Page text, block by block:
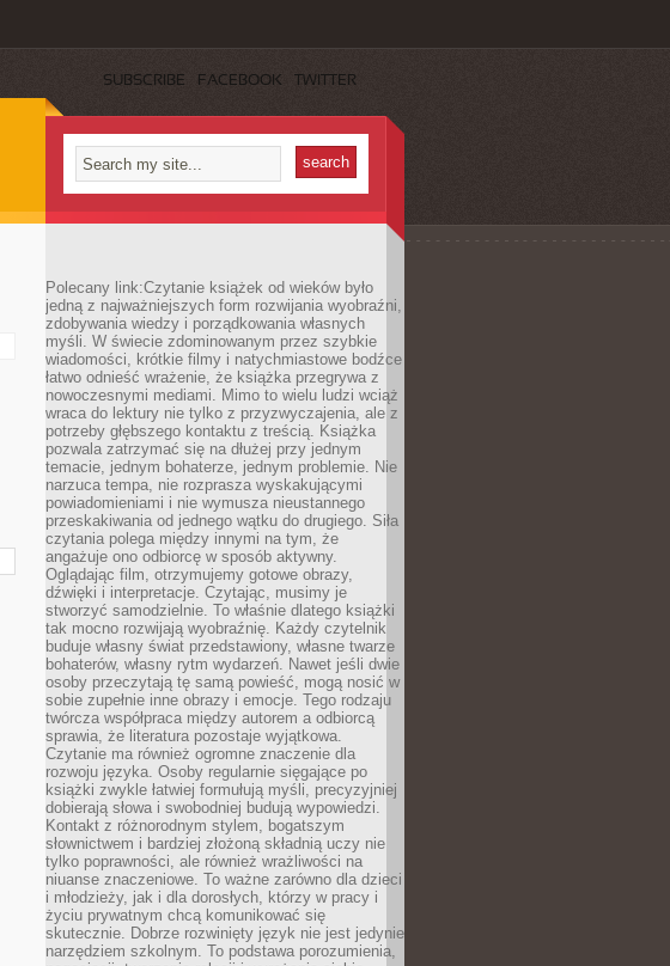
SUBSCRIBE FACEBOOK TWITTER
Polecany link:Czytanie książek od wieków było
jedną z najważniejszych form rozwijania wyobraźni,
zdobywania wiedzy i porządkowania własnych
myśli. W świecie zdominowanym przez szybkie
wiadomości, krótkie filmy i natychmiastowe bodźce
łatwo odnieść wrażenie, że książka przegrywa z
nowoczesnymi mediami. Mimo to wielu ludzi wciąż
wraca do lektury nie tylko z przyzwyczajenia, ale z
potrzeby głębszego kontaktu z treścią. Książka
pozwala zatrzymać się na dłużej przy jednym
temacie, jednym bohaterze, jednym problemie. Nie
narzuca tempa, nie rozprasza wyskakującymi
powiadomieniami i nie wymusza nieustannego
przeskakiwania od jednego wątku do drugiego. Siła
czytania polega między innymi na tym, że
angażuje ono odbiorcę w sposób aktywny.
Oglądając film, otrzymujemy gotowe obrazy,
dźwięki i interpretacje. Czytając, musimy je
stworzyć samodzielnie. To właśnie dlatego książki
tak mocno rozwijają wyobraźnię. Każdy czytelnik
buduje własny świat przedstawiony, własne twarze
bohaterów, własny rytm wydarzeń. Nawet jeśli dwie
osoby przeczytają tę samą powieść, mogą nosić w
sobie zupełnie inne obrazy i emocje. Tego rodzaju
twórcza współpraca między autorem a odbiorcą
sprawia, że literatura pozostaje wyjątkowa.
Czytanie ma również ogromne znaczenie dla
rozwoju języka. Osoby regularnie sięgające po
książki zwykle łatwiej formułują myśli, precyzyjniej
dobierają słowa i swobodniej budują wypowiedzi.
Kontakt z różnorodnym stylem, bogatszym
słownictwem i bardziej złożoną składnią uczy nie
tylko poprawności, ale również wrażliwości na
niuanse znaczeniowe. To ważne zarówno dla dzieci
i młodzieży, jak i dla dorosłych, którzy w pracy i
życiu prywatnym chcą komunikować się
skutecznie. Dobrze rozwinięty język nie jest jedynie
narzędziem szkolnym. To podstawa porozumienia,